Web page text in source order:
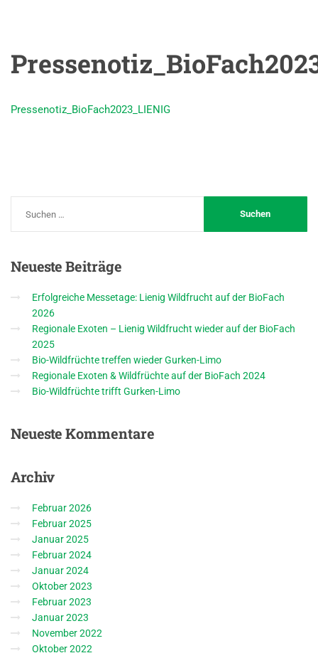
Pressenotiz_BioFach2023_LIENIG
NeuesteBeiträge
Erfolgreiche Messetage: Lienig Wildfrucht auf der BioFach
2026
Regionale Exoten – Lienig Wildfrucht wieder auf der BioFach
2025
Bio-Wildfrüchte treffen wieder Gurken-Limo
Regionale Exoten & Wildfrüchte auf der BioFach 2024
Bio-Wildfrüchte trifft Gurken-Limo
NeuesteKommentare
Archiv
Februar 2026
Februar 2025
Januar 2025
Februar 2024
Januar 2024
Oktober 2023
Februar 2023
Januar 2023
November 2022
Oktober 2022